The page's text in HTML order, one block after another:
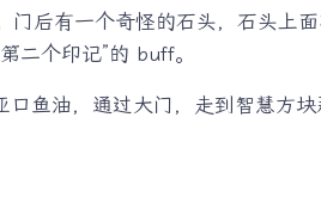
后有一个奇怪的石头，石头上
二个印记”的 buff。
鱼油，通过大门，走到智慧方块